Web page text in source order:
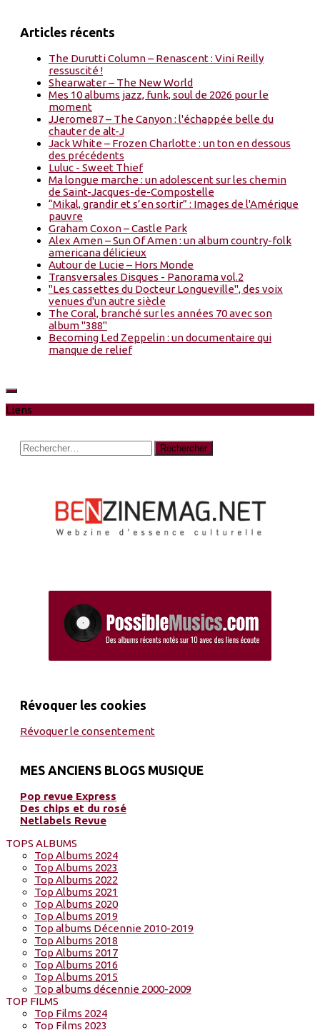
Articles récents
The Durutti Column – Renascent : Vini Reilly
ressuscité !
Shearwater – The New World
Mes 10 albums jazz, funk, soul de 2026 pour le
moment
JJerome87 – The Canyon : l'échappée belle du
chauter de alt-J
Jack White – Frozen Charlotte : un ton en dessous
des précédents
Luluc - Sweet Thief
Ma longue marche : un adolescent sur les chemin
de Saint-Jacques-de-Compostelle
“Mikal, grandir et s’en sortir” : Images de l'Amérique
pauvre
Graham Coxon – Castle Park
Alex Amen – Sun Of Amen : un album country-folk
americana délicieux
Autour de Lucie – Hors Monde
Transversales Disques - Panorama vol.2
"Les cassettes du Docteur Longueville", des voix
venues d'un autre siècle
The Coral, branché sur les années 70 avec son
album "388"
Becoming Led Zeppelin : un documentaire qui
manque de relief
Liens
Rechercher :
Révoquer les cookies
Révoquer le consentement
MES ANCIENS BLOGS MUSIQUE
Pop revue Express
Des chips et du rosé
Netlabels Revue
TOPS ALBUMS
Top Albums 2024
Top Albums 2023
Top Albums 2022
Top Albums 2021
Top Albums 2020
Top Albums 2019
Top albums Décennie 2010-2019
Top Albums 2018
Top Albums 2017
Top Albums 2016
Top Albums 2015
Top albums décennie 2000-2009
TOP FILMS
Top Films 2024
Top Films 2023